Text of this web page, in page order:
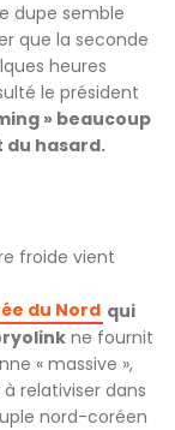
dupe semble
que la seconde
heures
le président
» beaucoup
hasard.
froide vient
du Nord qui
ne fournit
« massive »,
relativiser dans
nord-coréen